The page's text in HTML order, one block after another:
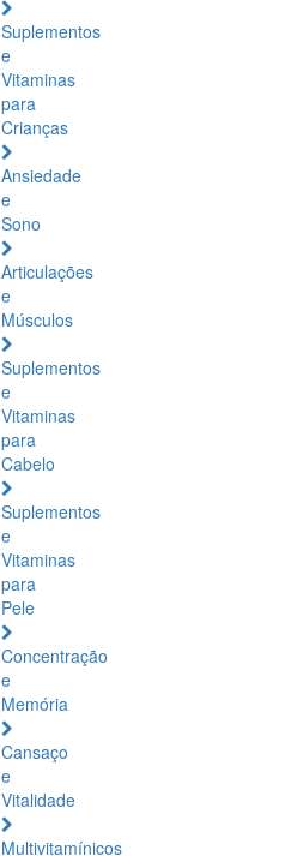
Suplementos
e
Vitaminas
para
Crianças
Ansiedade
e
Sono
Articulações
e
Músculos
Suplementos
e
Vitaminas
para
Cabelo
Suplementos
e
Vitaminas
para
Pele
Concentração
e
Memória
Cansaço
e
Vitalidade
Multivitamínicos